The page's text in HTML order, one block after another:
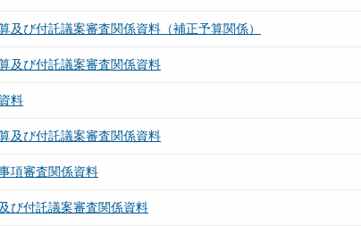
び付託議案審査関係資料（補正予算関係）
び付託議案審査関係資料
料
び付託議案審査関係資料
項審査関係資料
付託議案審査関係資料